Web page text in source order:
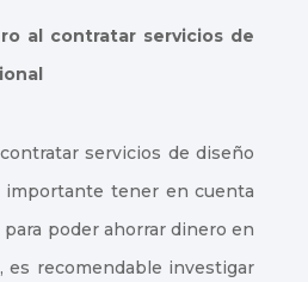
al contratar servicios de
servicios de diseño
importante tener en cuenta
poder ahorrar dinero en
es recomendable investigar